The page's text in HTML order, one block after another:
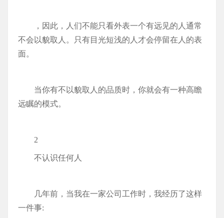
，因此，人们不能只看外表一个有远见的人通常
不会以貌取人。只有目光短浅的人才会停留在人的表
面。
当你有不以貌取人的品质时，你就会有一种高瞻
远瞩的模式。
2
不认识任何人
几年前，当我在一家公司工作时，我经历了这样
一件事: